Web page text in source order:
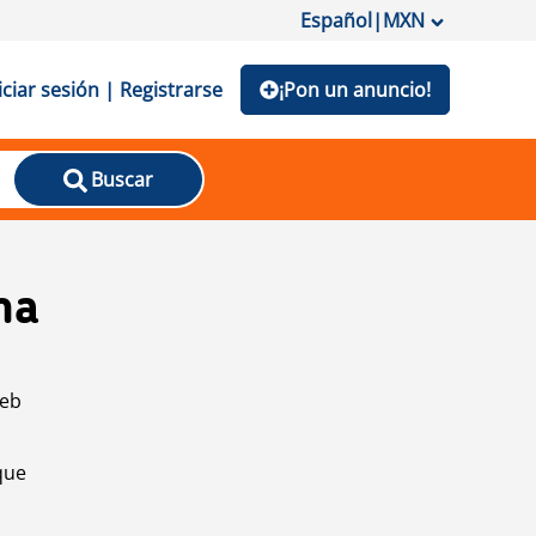
Español|MXN
sesión | Registrarse ¡Pon un anuncio!
Buscar